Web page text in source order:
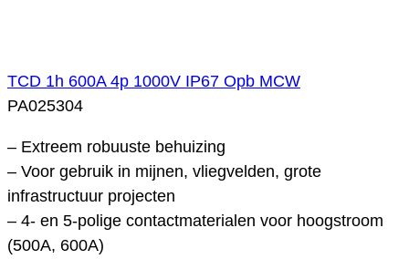
TCD 1h 600A 4p 1000V IP67 Opb MCW
PA025304
– Extreem robuuste behuizing
– Voor gebruik in mijnen, vliegvelden, grote
infrastructuur projecten
– 4- en 5-polige contactmaterialen voor hoogstroom
(500A, 600A)